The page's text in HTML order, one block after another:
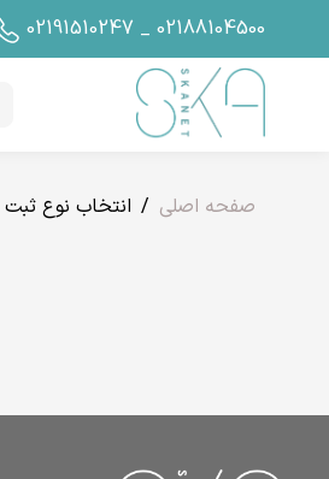
02191510247 _ 02188104500
صفحه اصلی انتخاب نوع ثبت